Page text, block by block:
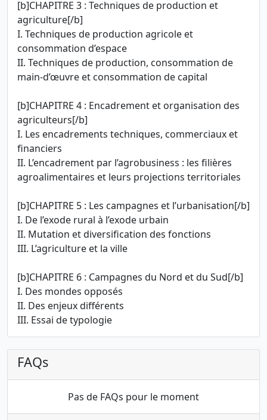
[b]CHAPITRE 3 : Techniques de production et
agriculture[/b]
I. Techniques de production agricole et
consommation d’espace
II. Techniques de production, consommation de
main-d’œuvre et consommation de capital
[b]CHAPITRE 4 : Encadrement et organisation des
agriculteurs[/b]
I. Les encadrements techniques, commerciaux et
financiers
II. L’encadrement par l’agrobusiness : les filières
agroalimentaires et leurs projections territoriales
[b]CHAPITRE 5 : Les campagnes et l’urbanisation[/b]
I. De l’exode rural à l’exode urbain
II. Mutation et diversification des fonctions
III. L’agriculture et la ville
[b]CHAPITRE 6 : Campagnes du Nord et du Sud[/b]
I. Des mondes opposés
II. Des enjeux différents
III. Essai de typologie
FAQs
Pas de FAQs pour le moment